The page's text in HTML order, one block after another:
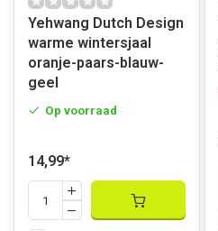
Yehwang Dutch Design
warme wintersjaal
oranje-paars-blauw-
geel
Op voorraad
14,99*